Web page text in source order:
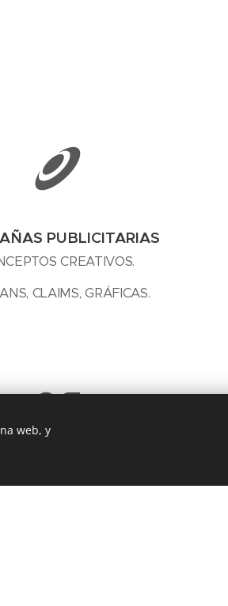
PUBLICITARIAS
CREATIVOS.
CLAIMS, GRÁFICAS.
web, y